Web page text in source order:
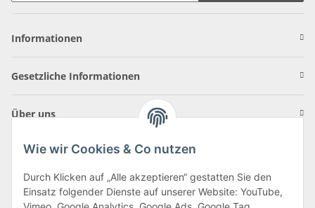
Informationen
Gesetzliche Informationen
Über uns
Wie wir Cookies & Co nutzen
Durch Klicken auf „Alle akzeptieren“ gestatten Sie den
Einsatz folgender Dienste auf unserer Website: YouTube,